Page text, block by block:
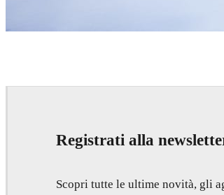
Registrati alla
Scopri tutte le ultime novità, gli